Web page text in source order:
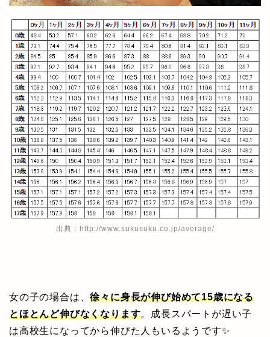
出典： http://www.sukusuku.co.jp/average/
女の子の場合は、徐々に身長が伸び始めて15歳になる
とほとんど伸びなくなります。成長スパートが遅い子
は高校生になってから伸びた人もいるようです✨